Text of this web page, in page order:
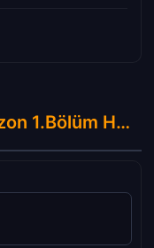
The Walking Dead : 6.Sezon 1.Bölüm Hakkında Yorumlar